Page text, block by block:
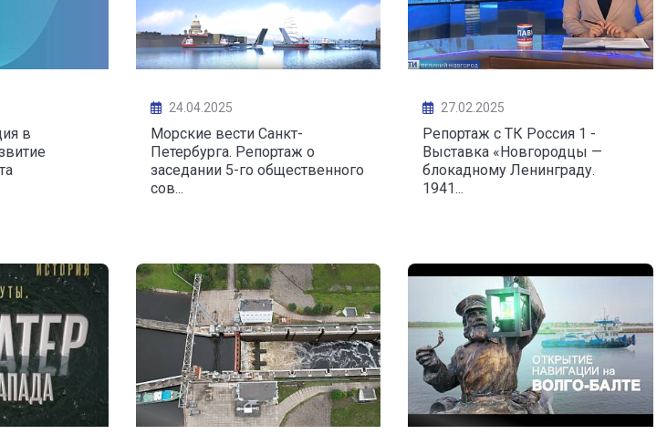
в
24.04.2025
Морские вести Санкт-
Петербурга. Репортаж о
заседании 5-го общественного
сов...
27.02.2025
Репортаж с ТК Россия 1 -
Выставка «Новгородцы —
блокадному Ленинграду.
1941...